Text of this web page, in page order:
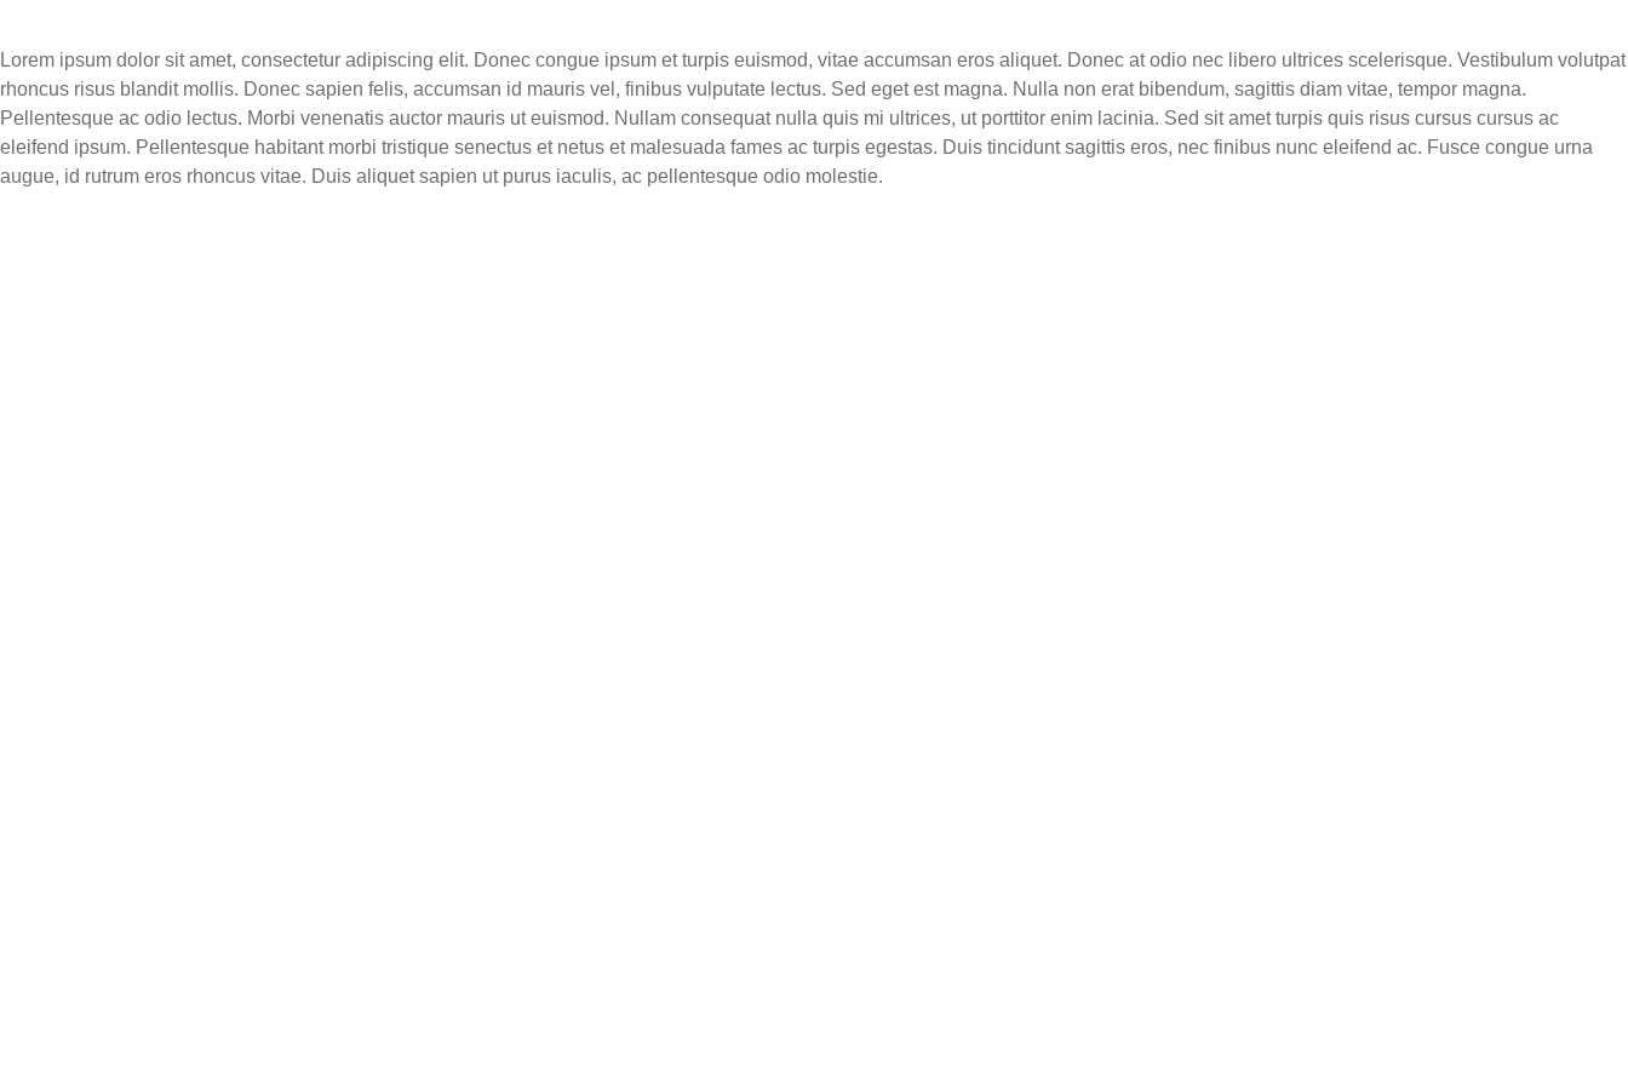
Lorem ipsum dolor sit amet, consectetur adipiscing elit. Donec congue ipsum et turpis euismod, vitae accumsan eros aliquet. Donec at odio nec libero ultrices scelerisque. Vestibulum volutpat
rhoncus risus blandit mollis. Donec sapien felis, accumsan id mauris vel, finibus vulputate lectus. Sed eget est magna. Nulla non erat bibendum, sagittis diam vitae, tempor magna.
Pellentesque ac odio lectus. Morbi venenatis auctor mauris ut euismod. Nullam consequat nulla quis mi ultrices, ut porttitor enim lacinia. Sed sit amet turpis quis risus cursus cursus ac
eleifend ipsum. Pellentesque habitant morbi tristique senectus et netus et malesuada fames ac turpis egestas. Duis tincidunt sagittis eros, nec finibus nunc eleifend ac. Fusce congue urna
augue, id rutrum eros rhoncus vitae. Duis aliquet sapien ut purus iaculis, ac pellentesque odio molestie.